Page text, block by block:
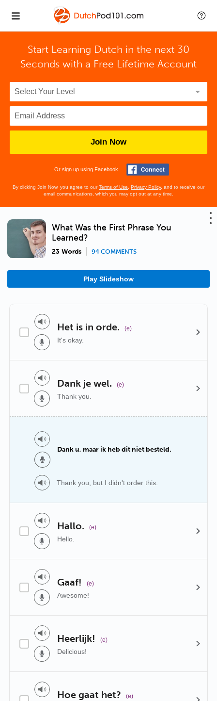
Start Learning Dutch in the next 30
Seconds with a Free Lifetime Account
Join Now
Or sign up using Facebook
By clicking Join Now, you agree to ourTerms of Use Privacy Policy, and to receive our
email communications, which you may opt out at any time.
What Was the First Phrase You
Learned?
23 Words 94 COMMENTS
Play Slideshow
Het is in orde. (e)
It's okay.
Dank je wel. (e)
Thank you.
Dank u, maar ik heb dit niet besteld.
Thank you, but I didn't order this.
Hallo. (e)
Hello.
Gaaf! (e)
Awesome!
Heerlijk! (e)
Delicious!
Hoe gaat het? (e)